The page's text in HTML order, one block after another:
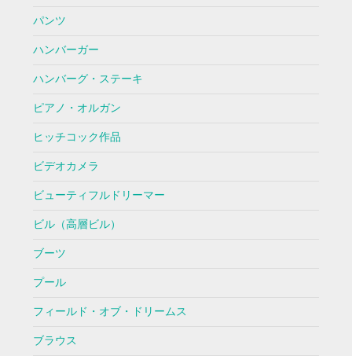
パンツ
ハンバーガー
ハンバーグ・ステーキ
ピアノ・オルガン
ヒッチコック作品
ビデオカメラ
ビューティフルドリーマー
ビル（高層ビル）
ブーツ
プール
フィールド・オブ・ドリームス
ブラウス